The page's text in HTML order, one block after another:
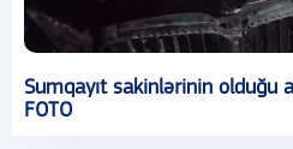
Sumqayıt sakinlərinin olduğu
FOTO